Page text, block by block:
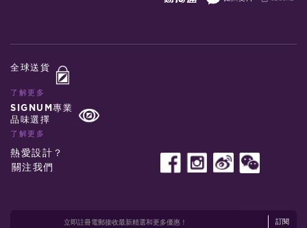
全球送貨
了解更多
SIGNUM專業
品味選擇
了解更多
熱愛設計？
關注我們
訂閱